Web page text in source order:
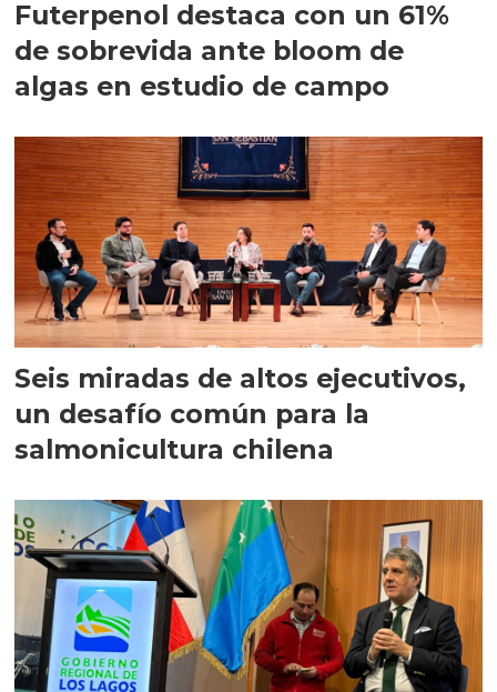
Futerpenol destaca con un 61%
de sobrevida ante bloom de
algas en estudio de campo
Seis miradas de altos ejecutivos,
un desafío común para la
salmonicultura chilena